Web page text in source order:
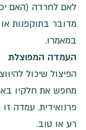
לאם לחרדה (האם
מדובר בתוקפנות או
במאמרו.
העמדה המפוצלת
הפיצול שיכול
מחפש את חלקיו
פרנואידית. עמדה
רע או טוב.